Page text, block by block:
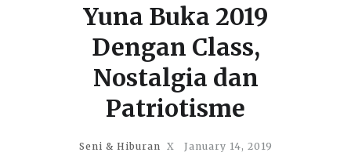
Yuna Buka 2019
Dengan Class,
Nostalgia dan
Patriotisme
Seni & Hiburan X January 14, 2019